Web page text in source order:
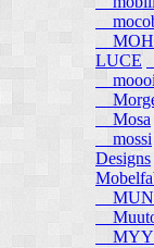
LUCE
moooi
Mosa
mossi
Designs